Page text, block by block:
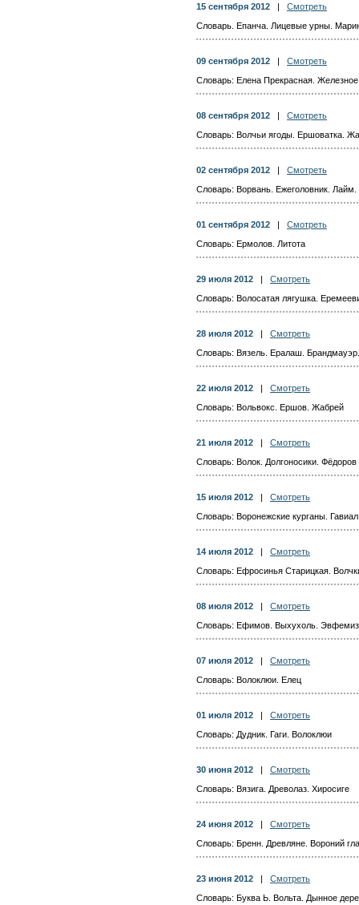
15 сентября 2012
Смотреть
Словарь. Епанча. Лицевые урны.
09 сентября 2012
Смотреть
Словарь: Елена Прекрасная.
08 сентября 2012
Смотреть
Словарь: Волчьи ягоды. Ершоватка.
02 сентября 2012
Смотреть
Словарь: Ворвань. Ежеголовник. Лайм.
01 сентября 2012
Смотреть
Словарь: Ермолов. Литота
29 июля 2012
Смотреть
Словарь: Волосатая лягушка.
28 июля 2012
Смотреть
Словарь: Вязель. Ералаш.
22 июля 2012
Смотреть
Словарь: Вольвокс. Ершов. Жабрей
21 июля 2012
Смотреть
Словарь: Волок. Долгоносики. Фёдоров
15 июля 2012
Смотреть
Словарь: Воронежские курганы.
14 июля 2012
Смотреть
Словарь: Ефросинья Старицкая.
08 июля 2012
Смотреть
Словарь: Ефимов. Выхухоль.
07 июля 2012
Смотреть
Словарь: Волоклюи. Елец
01 июля 2012
Смотреть
Словарь: Дудник. Гаги. Волоклюи
30 июня 2012
Смотреть
Словарь: Вязига. Древолаз. Хиросиге
24 июня 2012
Смотреть
Словарь: Бренн. Древляне. Вороний
23 июня 2012
Смотреть
Словарь: Буква Ь. Вольта. Дынное